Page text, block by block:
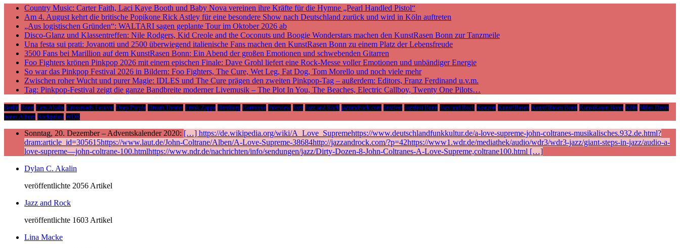
Country Music: Carter Faith, Laci Kaye Booth und Baby Nova vereinen ihre Kräfte für die Hymne „Pearl Handled Pistol“
Am 4. August kehrt die britische Popikone Rick Astley für eine besondere Show nach Deutschland zurück und wird in Köln auftreten
„Aus logistischen Gründen“: WALTARI sagen geplante Tour im Oktober 2026 ab
Disco-Glanz und Klassentreffen: Nile Rodgers, Kid Creole and the Coconuts und Boogie Wonderstars machen den KunstRasen Bonn zur Tanzmeile
Una festa sui prati: Jovanotti und 2500 überwiegend italienische Fans machen den KunstRasen Bonn zu einem Platz der Lebensfreude
3500 Fans bei Marillion auf dem KunstRasen Bonn: Ein Abend der großen Emotionen und schwebenden Gitarren
Foo Fighters krönen Pinkpop 2026 mit einem epischen Finale: Dave Grohl liefert eine Rock-Messe voller Emotionen und unbändiger Energie
So war das Pinkpop Festival 2026 in Bildern: Foo Fighters, The Cure, Wet Leg, Fat Dog, Tom Morello und noch viele mehr
Zwischen roher Wucht und purer Magie: IDLES und The Cure prägen den zweiten Pinkpop-Tag – außerdem: Editors, Franz Ferdinand u.v.m.
Tag: Pinkpop-Festival zeigt die ganze Bandbreite moderner Livemusik – The Plot In You, The Beaches, Electric Callboy, Twenty One Pilots…
Berlin Bonn Cem Akalin Crossroads Festival Deep Purple Dream Theater Frank Zappa Hamburg Harmonie Interview Jazz Jazz and Rock jazzandrock.com Jazzfest Jazzfest Bonn Jazz und Rock Konzert Kunst!Rasen Kunst!Rasen Bonn KunstRasen Bonn Köln Miles Davis
neues Album Rockpalast WDR
Sonntag, 20. Dezember – Adventskalender 2020: […] https://de.wikipedia.org/wiki/A_Love_Supremehttps://www.deutschlandfunkkultur.de/a-love-supreme-john-coltranes-musikalisches.932.de.html?
dram:article_id=305615https://www.laut.de/John-Coltrane/Alben/A-Love-Supreme-38684http://jazzandrock.com/?p=42https://www1.wdr.de/mediathek/audio/wdr3/wdr3-jazz/giant-steps-in-jazz/audio-a-
love-supreme—john-coltrane-100.htmlhttps://www.ndr.de/nachrichten/info/sendungen/jazz/Dirty-Dozen-8-John-Coltranes-A-Love-Supreme,coltrane100.html […]
Dylan C. Akalin
veröffentlichte 2056 Artikel
Jazz and Rock
veröffentlichte 1603 Artikel
Lina Macke